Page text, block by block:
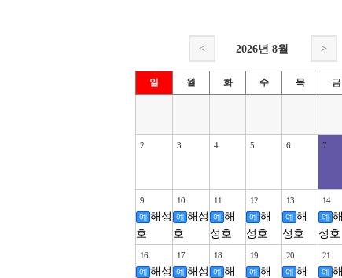
< 2026년 8월 >
일 월 화 수 목 금
2 3 4 5 6 7
9
예 해성
호
10
예 해성
호
11
예 해
성호
12
예 해
성호
13
예 해
성호
14
예 해
성호
16
예 해성
17
예 해성
18
예 해
19
예 해
20
예 해
21
예 해